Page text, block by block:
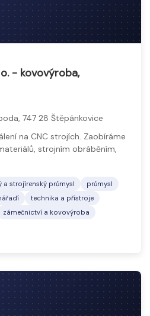
- kovovýroba,
747 28 Štěpánkovice
na CNC strojích. Zaobíráme
strojním obráběním,
a strojírenský průmysl
průmysl
technika a přístroje
zámečnictví a kovovýroba